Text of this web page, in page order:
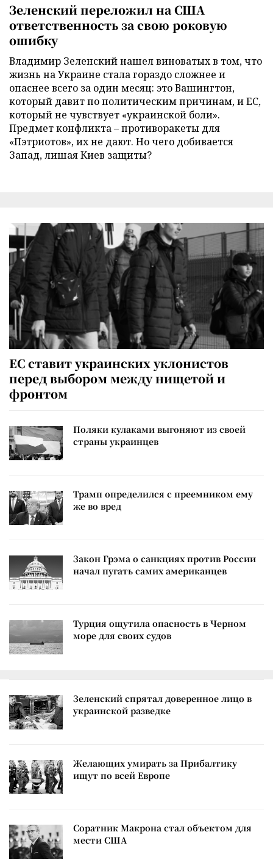
Зеленский переложил на США
ответственность за свою роковую
ошибку
Владимир Зеленский нашел виноватых в том, что
жизнь на Украине стала гораздо сложнее и
опаснее всего за один месяц: это Вашингтон,
который давит по политическим причинам, и ЕС,
который не чувствует «украинской боли».
Предмет конфликта – противоракеты для
«Пэтриотов», их не дают. Но чего добивается
Запад, лишая Киев защиты?
ЕС ставит украинских уклонистов
перед выбором между нищетой и
фронтом
Поляки кулаками выгоняют из своей
страны украинцев
Трамп определился с преемником ему
же во вред
Закон Грэма о санкциях против России
начал пугать самих американцев
Турция ощутила опасность в Черном
море для своих судов
Зеленский спрятал доверенное лицо в
украинской разведке
Желающих умирать за Прибалтику
ищут по всей Европе
Соратник Макрона стал объектом для
мести США